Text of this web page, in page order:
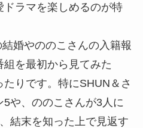
ラマを楽しめるのが特
婚やののこさんの入籍報
を最初から見てみた
りです。特にSHUN＆さ
や、ののこさんが3人に
結末を知った上で見返す